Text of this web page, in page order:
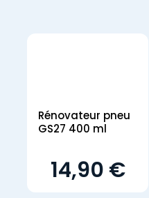
Rénovateur pneu
GS27 400 ml
14,90 €